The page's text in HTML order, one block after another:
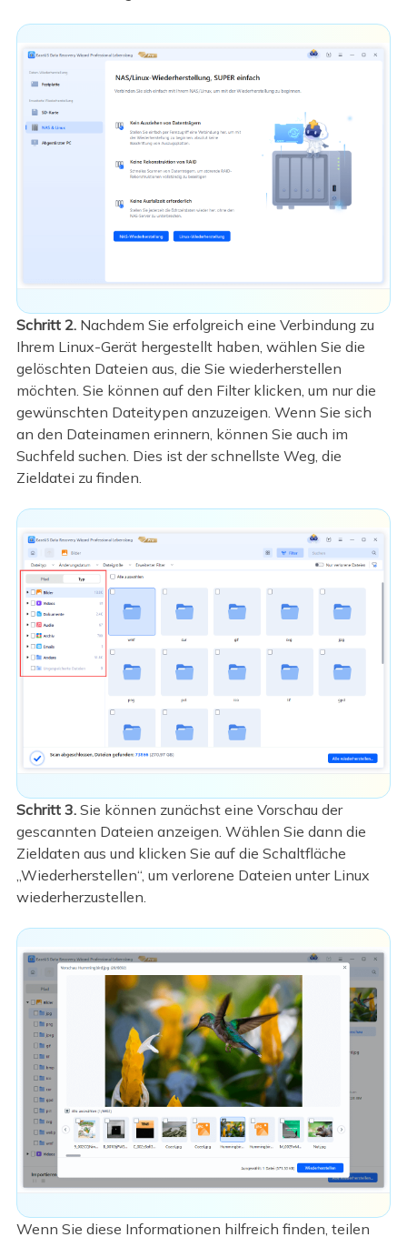
Schritt 2.Nachdem Sie erfolgreich eine Verbindung zu
Ihrem Linux-Gerät hergestellt haben, wählen Sie die
gelöschten Dateien aus, die Sie wiederherstellen
möchten. Sie können auf den Filter klicken, um nur die
gewünschten Dateitypen anzuzeigen. Wenn Sie sich
an den Dateinamen erinnern, können Sie auch im
Suchfeld suchen. Dies ist der schnellste Weg, die
Zieldatei zu finden.
Schritt 3.Sie können zunächst eine Vorschau der
gescannten Dateien anzeigen. Wählen Sie dann die
Zieldaten aus und klicken Sie auf die Schaltfläche
„Wiederherstellen“, um verlorene Dateien unter Linux
wiederherzustellen.
Wenn Sie diese Informationen hilfreich finden, teilen